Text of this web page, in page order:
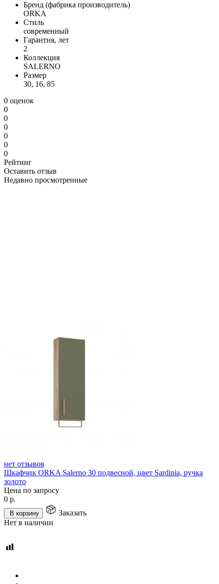
Бренд (фабрика производитель)
ORKA
Стиль
современный
Гарантия, лет
2
Коллекция
SALERNO
Размер
30, 16, 85
0 оценок
0
0
0
0
0
0
Рейтинг
Оставить отзыв
Недавно просмотренные
нет отзывов
Шкафчик ORKA Salerno 30 подвесной, цвет Sardinia, ручка
золото
Цена по запросу
0 р.
В корзину
Заказать
Нет в наличии